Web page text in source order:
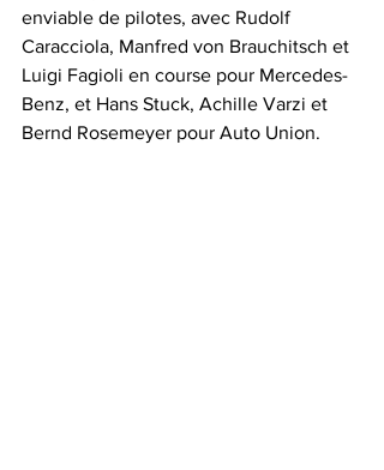
enviable de pilotes, avec Rudolf
Caracciola, Manfred von Brauchitsch et
Luigi Fagioli en course pour Mercedes-
Benz, et Hans Stuck, Achille Varzi et
Bernd Rosemeyer pour Auto Union.